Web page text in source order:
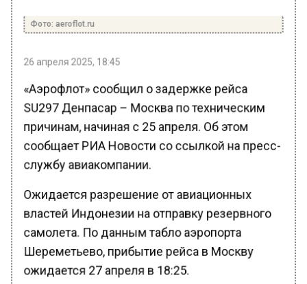
Фото: aeroflot.ru
26 апреля 2025, 18:45
«Аэрофлот» сообщил о задержке рейса
SU297 Денпасар – Москва по техническим
причинам, начиная с 25 апреля. Об этом
сообщает РИА Новости со ссылкой на пресс-
службу авиакомпании.
Ожидается разрешение от авиационных
властей Индонезии на отправку резервного
самолета. По данным табло аэропорта
Шереметьево, прибытие рейса в Москву
ожидается 27 апреля в 18:25.